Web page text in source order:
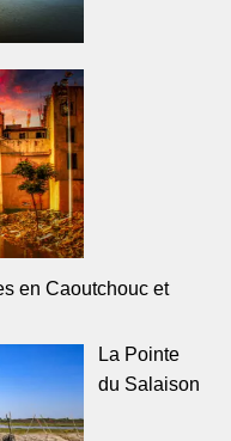
en Caoutchouc et
La Pointe
du Salaison